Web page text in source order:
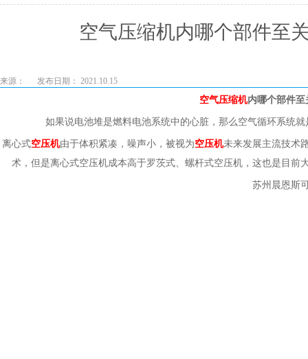
空气压缩机内哪个部件至
来源： 发布日期： 2021.10.15
空气压缩机内哪个部件
如果说电池堆是燃料电池系统中的心脏，那么空气循环系统
离心式空压机由于体积紧凑，噪声小，被视为空压机未来发展主流技术
术，但是离心式空压机成本高于罗茨式、螺杆式空压机，这也是目前
苏州晨恩斯